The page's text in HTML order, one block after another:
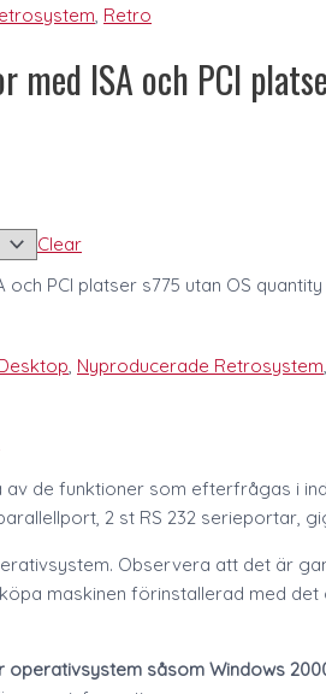
, Retro
med ISA och PCI
Clear
PCI platser s775 utan OS quantity
Nyproducerade Retrosystem
de funktioner som efterfrågas i
2 st RS 232 serieportar,
Observera att det är
maskinen förinstallerad med
såsom Windows